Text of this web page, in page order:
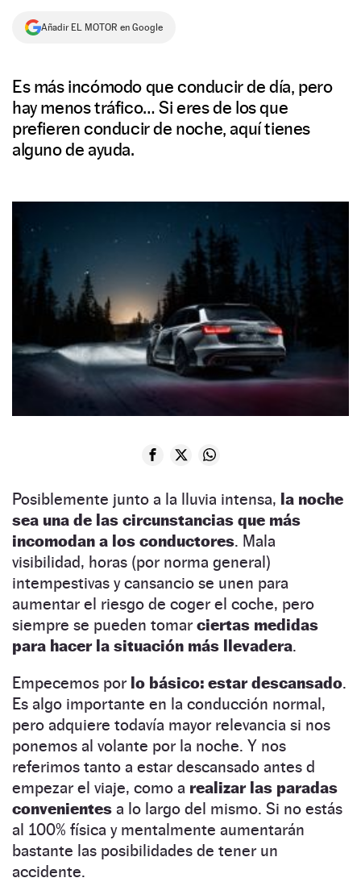
NEWSLETTER
Añadir EL MOTOR en Google
Es más incómodo que conducir de día, pero
hay menos tráfico… Si eres de los que
prefieren conducir de noche, aquí tienes
alguno de ayuda.
Posiblemente junto a la lluvia intensa, la noche
sea una de las circunstancias que más
incomodan a los conductores. Mala
visibilidad, horas (por norma general)
intempestivas y cansancio se unen para
aumentar el riesgo de coger el coche, pero
siempre se pueden tomar ciertas medidas
para hacer la situación más llevadera.
Empecemos por lo básico: estar descansado.
Es algo importante en la conducción normal,
pero adquiere todavía mayor relevancia si nos
ponemos al volante por la noche. Y nos
referimos tanto a estar descansado antes d
empezar el viaje, como a realizar las paradas
convenientes a lo largo del mismo. Si no estás
al 100% física y mentalmente aumentarán
bastante las posibilidades de tener un
accidente.